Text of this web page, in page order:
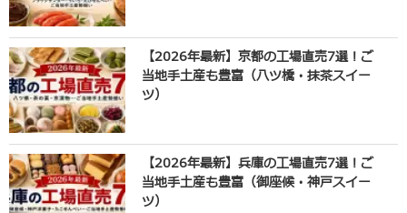
【2026年最新】京都の工場直売7選！ご
当地手土産も豊富（八ツ橋・抹茶スイー
ツ）
【2026年最新】兵庫の工場直売7選！ご
当地手土産も豊富（御座候・神戸スイー
ツ）